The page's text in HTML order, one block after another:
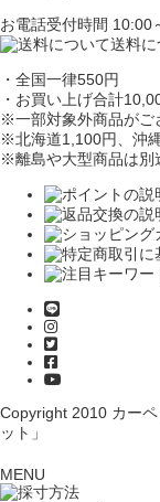
お電話受付時間 10:00
送料に
・全国一律550円
・お買い上げ合計
※一部対象外商品がご
※北海道1,100円、沖
※離島や大型商品は別
Copyright 2010 カー
ット」
MENU